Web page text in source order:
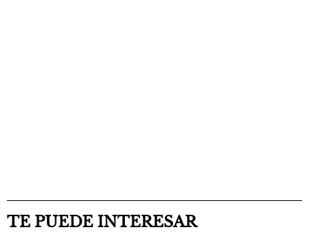
TE PUEDE INTERESAR